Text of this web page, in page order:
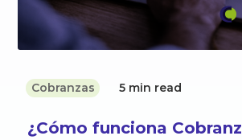
Cobranzas 5 min read
¿Cómo funciona